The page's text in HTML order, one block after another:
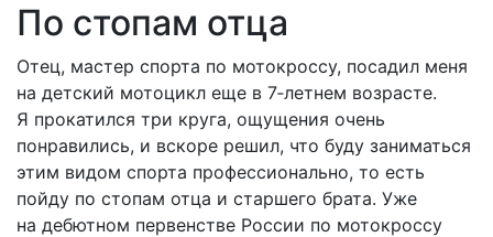
По стопам отца
Отец, мастер спорта по мотокроссу, посадил меня
на детский мотоцикл еще в 7‑летнем возрасте.
Я прокатился три круга, ощущения очень
понравились, и вскоре решил, что буду заниматься
этим видом спорта профессионально, то есть
пойду по стопам отца и старшего брата. Уже
на дебютном первенстве России по мотокроссу